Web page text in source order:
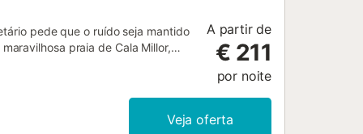
pede que o ruído seja mantido
praia de Cala Millor,
dispõe de 4 quartos, 3 casas
de alta qualidade desta
A ampla área exterior com
A partir de
€ 211
por noite
Veja oferta